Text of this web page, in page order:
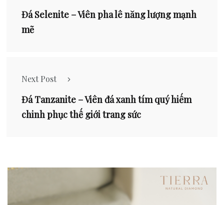
Đá Selenite – Viên pha lê năng lượng mạnh
mẽ
Next Post
Đá Tanzanite – Viên đá xanh tím quý hiếm
chinh phục thế giới trang sức